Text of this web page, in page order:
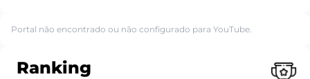
Portal não encontrado ou não configurado para YouTube.
Ranking